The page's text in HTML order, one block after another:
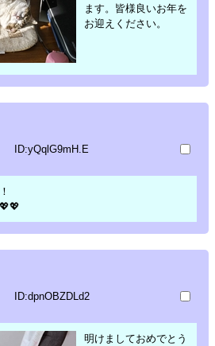
ます。皆様良いお年を
お迎えください。
ID:yQqlG9mH.E
ID:dpnOBZDLd2
明けましておめでとう